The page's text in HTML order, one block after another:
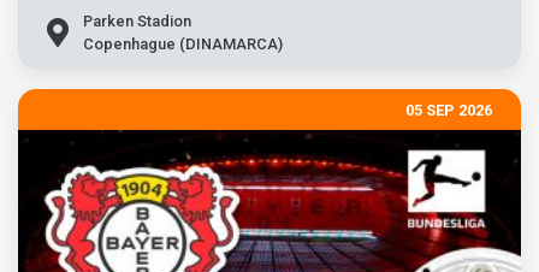
Parken Stadion
Copenhague (DINAMARCA)
05 SEP 2026